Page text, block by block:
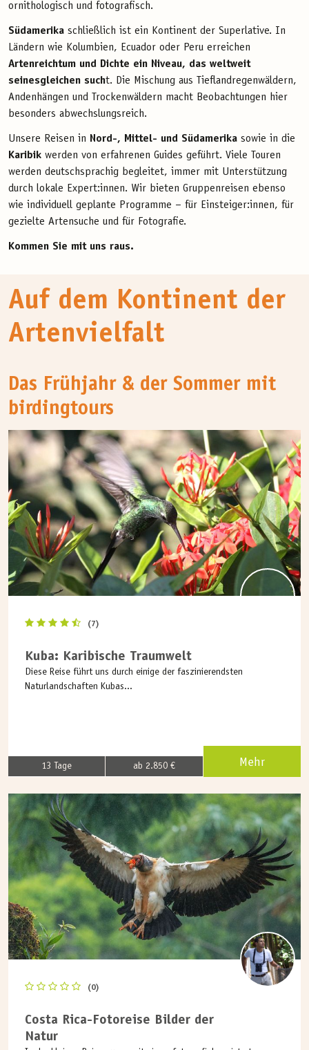
ornithologisch und fotografisch.
Südamerika schließlich ist ein Kontinent der Superlative. In
Ländern wie Kolumbien, Ecuador oder Peru erreichen
Artenreichtum und Dichte ein Niveau, das weltweit
seinesgleichen sucht. Die Mischung aus Tieflandregenwäldern,
Andenhängen und Trockenwäldern macht Beobachtungen hier
besonders abwechslungsreich.
Unsere Reisen in Nord-, Mittel- und Südamerika sowie in die
Karibik werden von erfahrenen Guides geführt. Viele Touren
werden deutschsprachig begleitet, immer mit Unterstützung
durch lokale Expert:innen. Wir bieten Gruppenreisen ebenso
wie individuell geplante Programme – für Einsteiger:innen, für
gezielte Artensuche und für Fotografie.
Kommen Sie mit uns raus.
Auf dem Kontinent der
Artenvielfalt
Das Frühjahr & der Sommer mit
birdingtours
(7)
Kuba: Karibische Traumwelt
Diese Reise führt uns durch einige der faszinierendsten
Naturlandschaften Kubas...
13 Tage ab 2.850 € Mehr
(0)
Costa Rica-Fotoreise Bilder der
Natur